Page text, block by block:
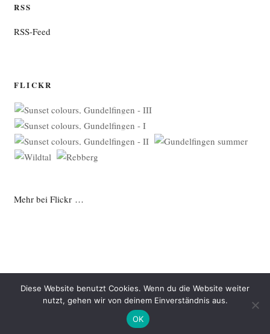
RSS
RSS-Feed
FLICKR
Mehr bei Flickr …
Datenschutzerklärung Mit Stolz präsentiert von WordPress
Diese Website benutzt Cookies. Wenn du die Website weiter
nutzt, gehen wir von deinem Einverständnis aus.
OK